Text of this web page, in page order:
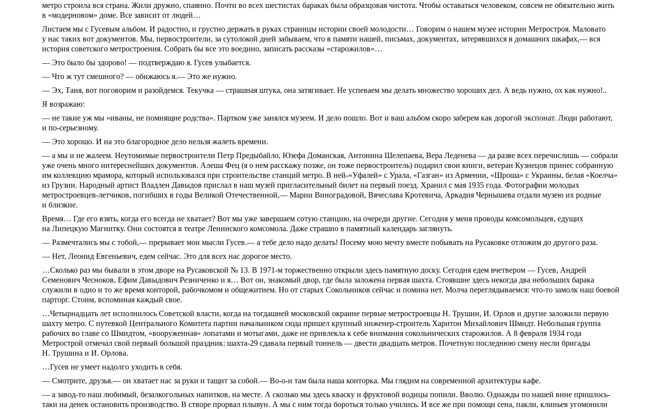
метро строила вся страна. Жили дружно, спаянно. Почти во всех шестистах бараках была образцовая чистота. Чтобы оставаться человеком, совсем не обязательно жить
в «модерновом» доме. Все зависит от людей…
Листаем мы с Гусевым альбом. И радостно, и грустно держать в руках страницы истории своей молодости… Говорим о нашем музее истории Метростроя. Маловато
у нас таких вот документов. Мы, первостроители, за сутолокой дней забываем, что в памяти нашей, письмах, документах, затерявшихся в домашних шкафах,— вся
история советского метростроения. Собрать бы все это воедино, записать рассказы «старожилов»…
— Это было бы здорово! — подтверждаю я. Гусев улыбается.
— Что ж тут смешного? — обижаюсь я.— Это же нужно.
— Эх, Таня, вот поговорим и разойдемся. Текучка — страшная штука, она затягивает. Не успеваем мы делать множество хороших дел. А ведь нужно, ох как нужно!..
Я возражаю:
— не такие уж мы «иваны, не помнящие родства». Партком уже занялся музеем. И дело пошло. Вот и ваш альбом скоро заберем как дорогой экспонат. Люди работают,
и по-серьезному.
— Это хорошо. И на это благородное дело нельзя жалеть времени.
— а мы и не жалеем. Неутомимые первостроители Петр Предыбайло, Юзефа Доманская, Антонина Шелепаева, Вера Леденева — да разве всех перечислишь — собрали
уже очень много интереснейших документов. Алеша Фец (я о нем расскажу позже, он тоже первостроитель) подарил свои книги, ветеран Кузнецов принес собранную
им коллекцию мрамора, который использовался при строительстве станций метро. В ней-«Уфалей» с Урала, «Газган» из Армении, «Шроша» с Украины, белая «Коелча»
из Грузии. Народный артист Владлен Давыдов прислал в наш музей пригласительный билет на первый поезд. Хранил с мая 1935 года. Фотографии молодых
метростроевцев-летчиков, погибших в годы Великой Отечественной,— Марии Виноградовой, Вячеслава Кротевича, Аркадия Чернышева отдали музею их родные
и близкие.
Время… Где его взять, когда его всегда не хватает? Вот мы уже завершаем сотую станцию, на очереди другие. Сегодня у меня проводы комсомольцев, едущих
на Липецкую Магнитку. Они состоятся в театре Ленинского комсомола. Даже страшно в памятный календарь заглянуть.
— Размечтались мы с тобой,— прерывает мои мысли Гусев.— а тебе дело надо делать! Посему мою мечту вместе побывать на Русаковке отложим до другого раза.
— Нет, Леонид Евгеньевич, едем сейчас. Это для всех нас дорогое место.
…Сколько раз мы бывали в этом дворе на Русаковской № 13. В 1971-м торжественно открыли здесь памятную доску. Сегодня едем вчетвером — Гусев, Андрей
Семенович Чесноков, Ефим Давыдович Резниченко и я… Вот он, знакомый двор, где была заложена первая шахта. Стоявшие здесь некогда два небольших барака
служили в одно и то же время конторой, рабочкомом и общежитием. Но от старых Сокольников сейчас и помина нет. Молча переглядываемся: что-то замолк наш боевой
парторг. Стоим, вспоминая каждый свое.
…Четырнадцать лет исполнилось Советской власти, когда на тогдашней московской окраине первые метростроевцы Н. Трушин, И. Орлов и другие заложили первую
шахту метро. С путевкой Центрального Комитета партии начальником сюда пришел крупный инженер-строитель Харитон Михайлович Шмидт. Небольшая группа
рабочих во главе со Шмидтом, «вооруженная» лопатами и мотыгами, даже не привлекла к себе внимания сокольнических старожилов. А 8 февраля 1934 года
Метрострой отмечал свой первый большой праздник: шахта-29 сдавала первый тоннель — двести двадцать метров. Почетную последнюю смену несли бригады
Н. Трушина и И. Орлова.
…Гусев не умеет надолго уходить в себя.
— Смотрите, друзья.— он хватает нас за руки и тащит за собой.— Во-о-н там была наша конторка. Мы глядим на современной архитектуры кафе.
— а завод-то наш любимый, безалкогольных напитков, на месте. А сколько мы здесь кваску и фруктовой водицы попили. Вволю. Однажды по нашей вине пришлось-
таки на денек остановить производство. В створе прорвал плывун. А мы с ним тогда бороться только учились. И все же при помощи сена, пакли, клиньев угомонили